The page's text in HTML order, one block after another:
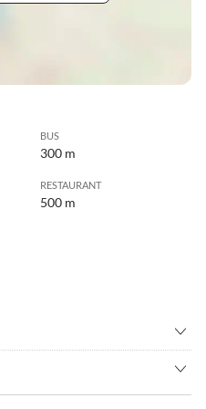
BUS
300 m
RESTAURANT
500 m